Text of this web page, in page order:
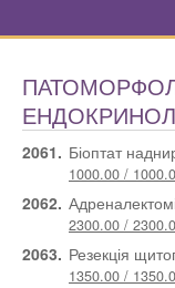
2061. Біоптат
1000.00 /
2062.
2300.00 /
2063. Резекція
1350.00 /